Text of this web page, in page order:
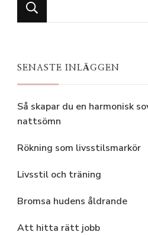
for
SENASTE INLÄGGEN
Så skapar du en harmonisk
nattsömn
Rökning som livsstilsmarkör
Livsstil och träning
Bromsa hudens åldrande
Att hitta rätt jobb